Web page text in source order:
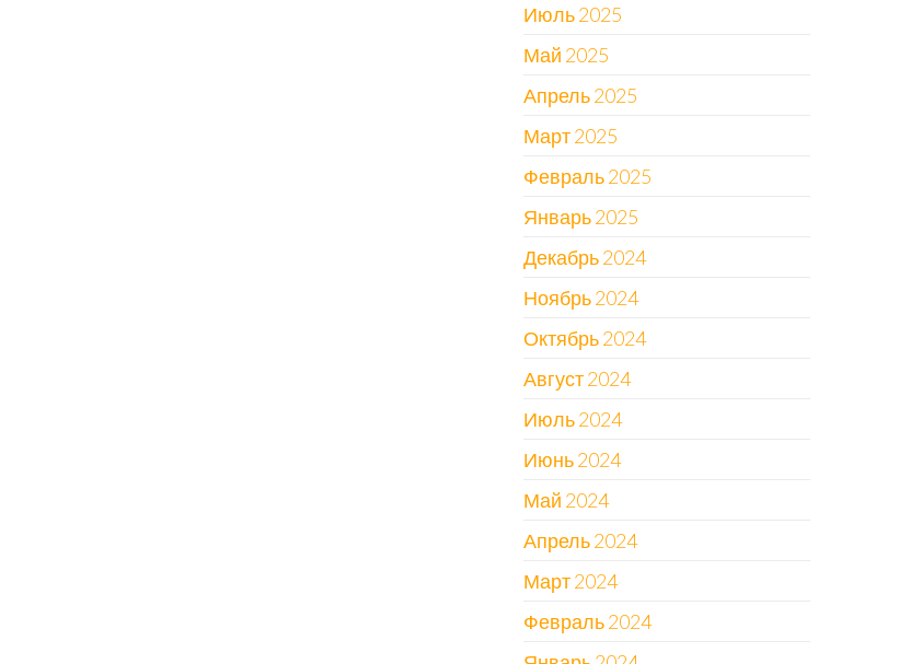
Июль 2025
Май 2025
Апрель 2025
Март 2025
Февраль 2025
Январь 2025
Декабрь 2024
Ноябрь 2024
Октябрь 2024
Август 2024
Июль 2024
Июнь 2024
Май 2024
Апрель 2024
Март 2024
Февраль 2024